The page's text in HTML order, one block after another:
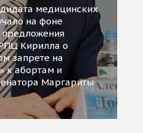
медицинских
на фоне
предложения
Кирилла о
запрете на
к абортам и
Маргариты